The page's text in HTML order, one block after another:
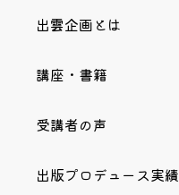
出雲企画とは
講座・書籍
受講者の声
出版プロデュース実績